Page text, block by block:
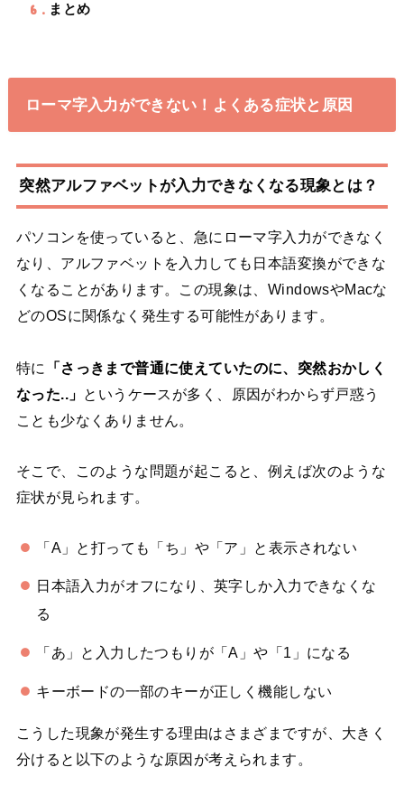
6 まとめ
ローマ字入力ができない！よくある症状と原因
突然アルファベットが入力できなくなる現象とは？
パソコンを使っていると、急にローマ字入力ができなく
なり、アルファベットを入力しても日本語変換ができな
くなることがあります。この現象は、WindowsやMacな
どのOSに関係なく発生する可能性があります。
特に
「さっきまで普通に使えていたのに、突然おかしく
なった..」 というケースが多く、原因がわからず戸惑う
ことも少なくありません。
そこで、このような問題が起こると、例えば次のような
症状が見られます。
「A」と打っても「ち」や「ア」と表示されない
日本語入力がオフになり、英字しか入力できなくな
る
「あ」と入力したつもりが「A」や「1」になる
キーボードの一部のキーが正しく機能しない
こうした現象が発生する理由はさまざまですが、大きく
分けると以下のような原因が考えられます。